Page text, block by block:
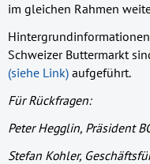
im gleichen Rahmen
Schweizer Buttermarkt
(siehe Link) aufgeführt.
Für Rückfragen:
Peter Hegglin, Präsident
Stefan Kohler,